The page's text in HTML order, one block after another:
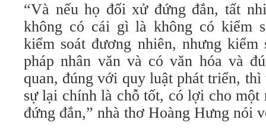
“Và nếu họ đối xử đứng đắn, tất
không có cái gì là không có kiểm
kiểm soát đương nhiên, nhưng kiểm
pháp nhân văn và có văn hóa và
quan, đúng với quy luật phát triển,
sự lại chính là chỗ tốt, có lợi cho một
đứng đắn,” nhà thơ Hoàng Hưng nói